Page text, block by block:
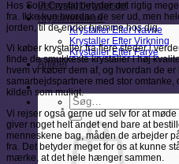
Personligt krystalsæt
Krystalleksikon
Krystaller Efter Navne
Krystaller Efter Virkning
Krystaller Efter Farve
Artikler
Søg
efter:
Hos Soul Crystal betyder det rigtig
fra. Ikke kun hvordan de ser ud, men
jorden, til de ender hjemme hos dig.
Vi køber krystaller fra flere steder i
finde de smukkeste krystaller i høj
hvem vi køber dem af, og hvordan de
samarbejdspartnere med stor
kilden som muligt.
Vi rejser også gerne ud selv for at
giver noget helt andet end bare at
menneskene bag, måden de arbejder
fra. Det betyder meget for os at kunne
mærke, at det hele hænger sammen.